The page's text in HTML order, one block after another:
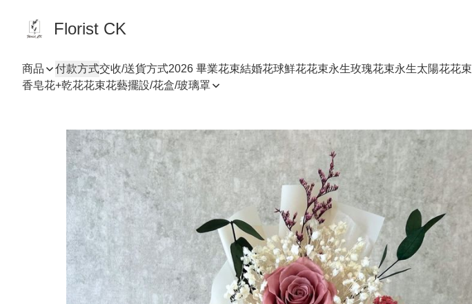
Florist CK
商品 付款方式交收/送貨方式2026 畢業花束結婚花球鮮花花束永生玫瑰花束永生太陽花花束
香皂花+乾花花束花藝擺設/花盒/玻璃罩